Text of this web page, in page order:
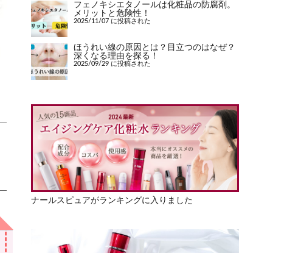
フェノキシエタノールは化粧品の防腐剤。
メリットと危険性！
2025/11/07 に投稿された
ほうれい線の原因とは？目立つのはなぜ？
深くなる理由を探る！
2025/09/29 に投稿された
ナールスピュアがランキングに入りました